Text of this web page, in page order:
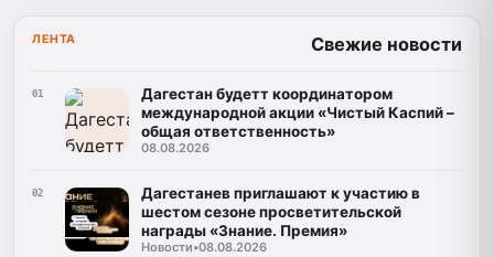
ЛЕНТА Свежие новости
01
Дагестан будетт координатором
международной акции «Чистый Каспий –
общая ответственность»
08.08.2026
02
Дагестанев приглашают к участию в
шестом сезоне просветительской
награды «Знание. Премия»
Новости•08.08.2026